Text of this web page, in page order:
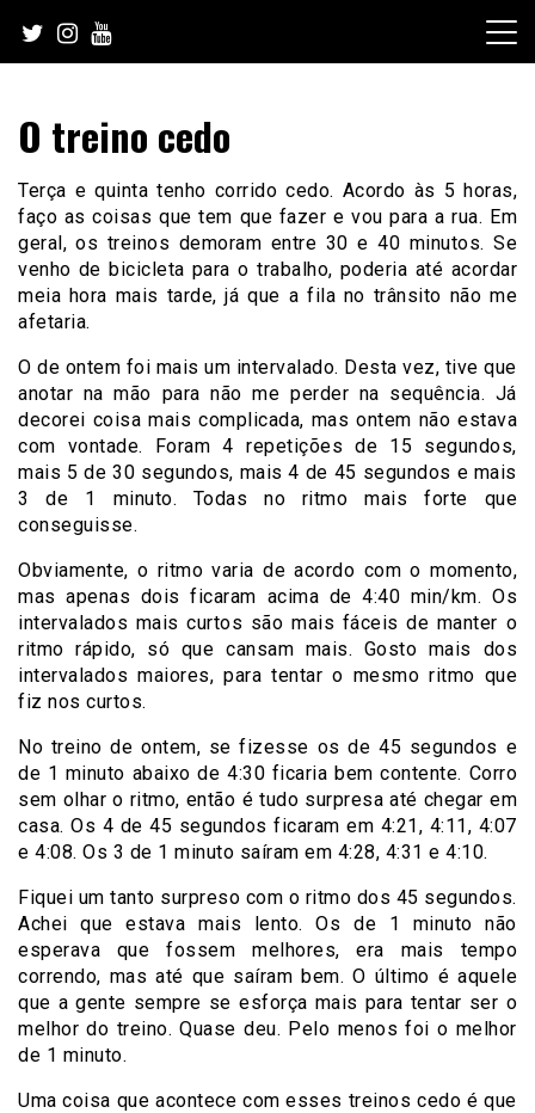
content
O treino cedo
Terça e quinta tenho corrido cedo. Acordo às 5 horas,
faço as coisas que tem que fazer e vou para a rua. Em
geral, os treinos demoram entre 30 e 40 minutos. Se
venho de bicicleta para o trabalho, poderia até acordar
meia hora mais tarde, já que a fila no trânsito não me
afetaria.
O de ontem foi mais um intervalado. Desta vez, tive que
anotar na mão para não me perder na sequência. Já
decorei coisa mais complicada, mas ontem não estava
com vontade. Foram 4 repetições de 15 segundos,
mais 5 de 30 segundos, mais 4 de 45 segundos e mais
3 de 1 minuto. Todas no ritmo mais forte que
conseguisse.
Obviamente, o ritmo varia de acordo com o momento,
mas apenas dois ficaram acima de 4:40 min/km. Os
intervalados mais curtos são mais fáceis de manter o
ritmo rápido, só que cansam mais. Gosto mais dos
intervalados maiores, para tentar o mesmo ritmo que
fiz nos curtos.
No treino de ontem, se fizesse os de 45 segundos e
de 1 minuto abaixo de 4:30 ficaria bem contente. Corro
sem olhar o ritmo, então é tudo surpresa até chegar em
casa. Os 4 de 45 segundos ficaram em 4:21, 4:11, 4:07
e 4:08. Os 3 de 1 minuto saíram em 4:28, 4:31 e 4:10.
Fiquei um tanto surpreso com o ritmo dos 45 segundos.
Achei que estava mais lento. Os de 1 minuto não
esperava que fossem melhores, era mais tempo
correndo, mas até que saíram bem. O último é aquele
que a gente sempre se esforça mais para tentar ser o
melhor do treino. Quase deu. Pelo menos foi o melhor
de 1 minuto.
Uma coisa que acontece com esses treinos cedo é que